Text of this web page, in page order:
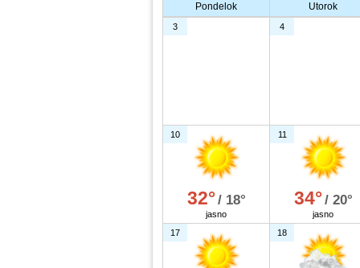
Pondelok Utorok
3 4
10
32°/ 18°
jasno
11
34°/ 20°
jasno
17
18